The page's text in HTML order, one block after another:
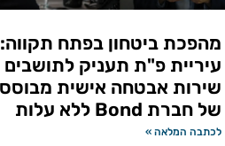
מהפכת ביטחון בפתח תקווה:
עיריית פ"ת תעניק לתושבים
של חברת Bond ללא עלות
לכתבה המלאה »